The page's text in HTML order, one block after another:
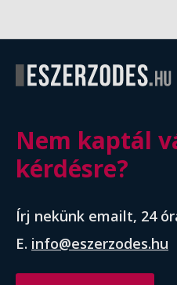
Nem kaptál
kérdésre?
Írj nekünk emailt, 24
E. info@eszerzodes.hu